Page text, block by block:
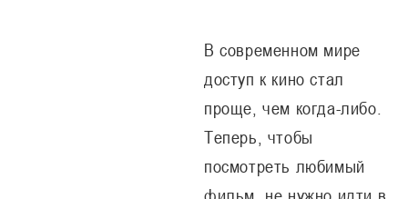
В современном мире
доступ к кино стал
проще, чем когда-либо.
Теперь, чтобы
посмотреть любимый